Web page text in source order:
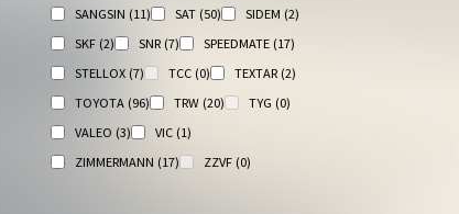
SANGSIN (11) SAT (50) SIDEM (2)
SKF (2) SNR (7) SPEEDMATE (17)
STELLOX (7) TCC (0) TEXTAR (2)
TOYOTA (96) TRW (20) TYG (0)
VALEO (3) VIC (1)
ZIMMERMANN (17) ZZVF (0)